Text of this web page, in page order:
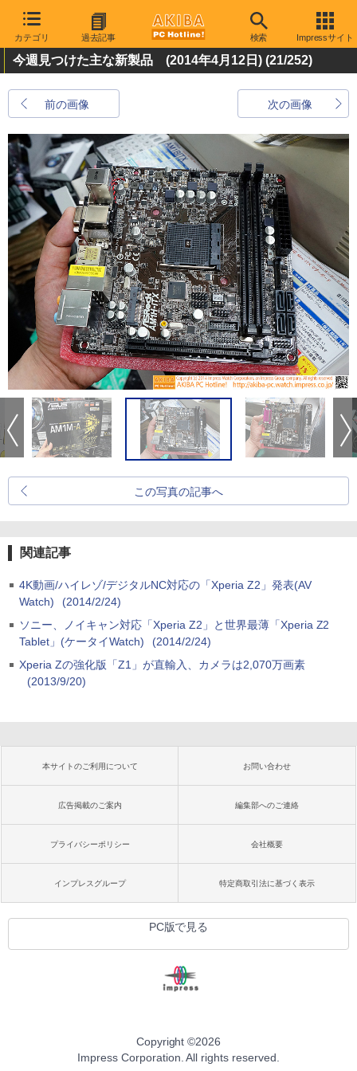
カテゴリ 過去記事 検索 Impressサイト
今週見つけた主な新製品 (2014年4月12日) (21/252)
前の画像 次の画像
この写真の記事へ
関連記事
4K動画/ハイレゾ/デジタルNC対応の「Xperia Z2」発表(AV
Watch)
(2014/2/24)
ソニー、ノイキャン対応「Xperia Z2」と世界最薄「Xperia Z2
Tablet」(ケータイWatch)
(2014/2/24)
Xperia Zの強化版「Z1」が直輸入、カメラは2,070万画素
(2013/9/20)
本サイトのご利用について お問い合わせ
広告掲載のご案内 編集部へのご連絡
プライバシーポリシー 会社概要
インプレスグループ 特定商取引法に基づく表示
PC版で見る
Copyright ©2026
Impress Corporation. All rights reserved.